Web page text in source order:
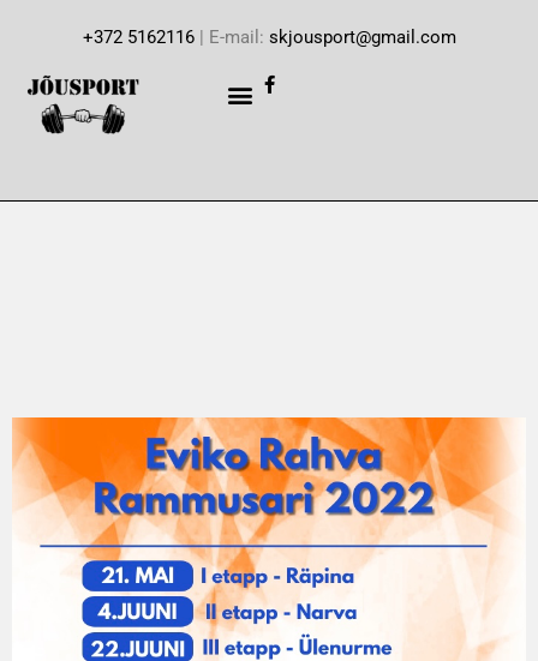
+372 5162116| E-mail: skjousport@gmail.com